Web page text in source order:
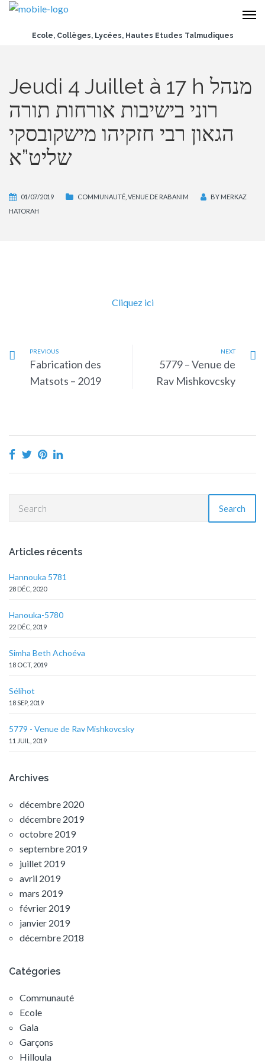
Ecole, Collèges, Lycées, Hautes Etudes Talmudiques
Jeudi 4 Juillet à 17 h מנהל
רוני בישיבות אורחות תורה
הגאון רבי חזקיהו מישקובסקי
שליט”א
01/07/2019 COMMUNAUTÉ VENUE DE RABANIM BY MERKAZ
HATORAH
Cliquez ici
PREVIOUS
Fabrication des
Matsots – 2019
NEXT
5779 – Venue de
Rav Mishkovcsky
Search
Articles récents
Hannouka 5781
28 DÉC, 2020
Hanouka-5780
22 DÉC, 2019
Simha Beth Achoéva
18 OCT, 2019
Sélihot
18 SEP, 2019
5779 - Venue de Rav Mishkovcsky
11 JUIL, 2019
Archives
décembre 2020
décembre 2019
octobre 2019
septembre 2019
juillet 2019
avril 2019
mars 2019
février 2019
janvier 2019
décembre 2018
Catégories
Communauté
Ecole
Gala
Garçons
Hilloula